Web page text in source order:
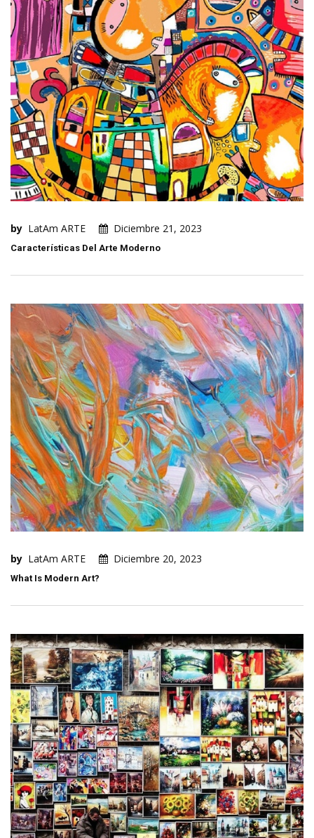
by LatAm ARTE Diciembre 21, 2023
Características Del Arte Moderno
by LatAm ARTE Diciembre 20, 2023
What Is Modern Art?